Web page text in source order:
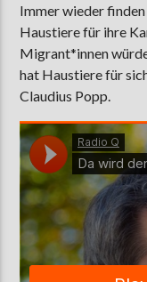
ZU HÖREN IN
Immer wieder
Haustiere für ihre
Migrant*innen
hat Haustiere für
Claudius Popp.